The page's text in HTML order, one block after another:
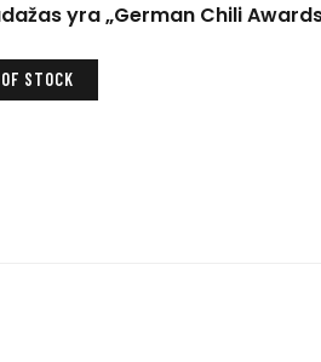
yra „German Chili
STOCK